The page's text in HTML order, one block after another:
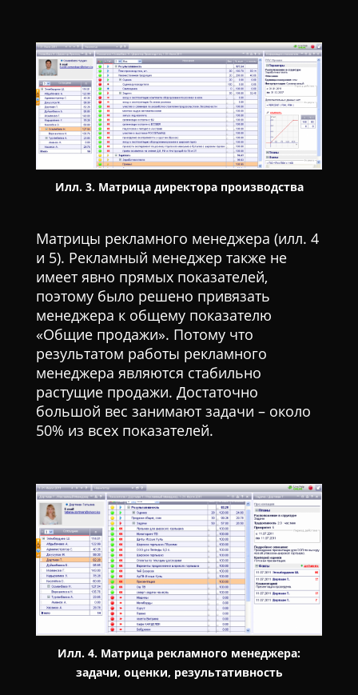
Илл. 3. Матрица директора производства
Матрицы рекламного менеджера (илл. 4
и 5). Рекламный менеджер также не
имеет явно прямых показателей,
поэтому было решено привязать
менеджера к общему показателю
«Общие продажи». Потому что
результатом работы рекламного
менеджера являются стабильно
растущие продажи. Достаточно
большой вес занимают задачи – около
50% из всех показателей.
Илл. 4. Матрица рекламного менеджера:
задачи, оценки, результативность